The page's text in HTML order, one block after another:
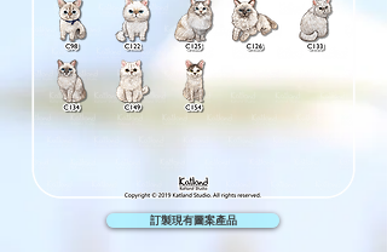
訂製現有圖案產品